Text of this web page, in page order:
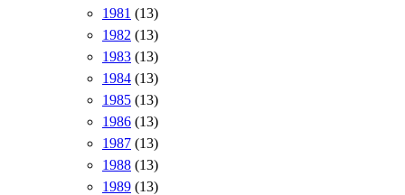
1981 (13)
1982 (13)
1983 (13)
1984 (13)
1985 (13)
1986 (13)
1987 (13)
1988 (13)
1989 (13)